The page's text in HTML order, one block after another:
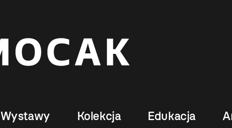
Wystawy Kolekcja Edukacja